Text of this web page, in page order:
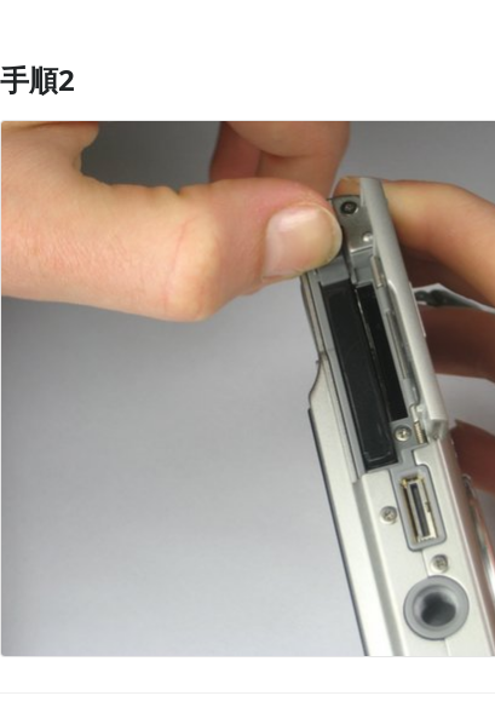
手順2